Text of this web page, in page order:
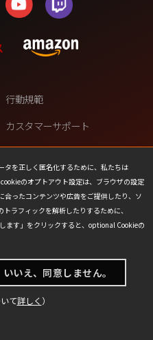
タを正しく匿名化するために、私たちは
のオプトアウト設定は、ブラウザの設定
ったコンテンツや広告をご提供したり、ソ
ラフィックを解析したりするために、
ます」をクリックすると、optional Cookieの
いいえ、同意しません。
て詳しく ）
行動規範
カスタマーサポート
個人情報の販売や共有を許可し
ない
プレスリリース
お問い合わせ